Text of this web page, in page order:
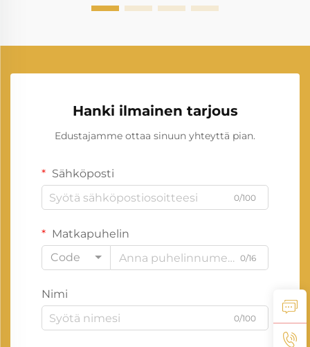
Hanki ilmainen tarjous
Edustajamme ottaa sinuun yhteyttä pian.
Sähköposti
0/100
Matkapuhelin
Code
0/16
Nimi
0/100